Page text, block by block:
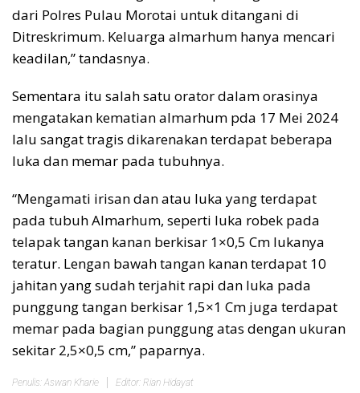
dari Polres Pulau Morotai untuk ditangani di
Ditreskrimum. Keluarga almarhum hanya mencari
keadilan,” tandasnya.
Sementara itu salah satu orator dalam orasinya
mengatakan kematian almarhum pda 17 Mei 2024
lalu sangat tragis dikarenakan terdapat beberapa
luka dan memar pada tubuhnya.
“Mengamati irisan dan atau luka yang terdapat
pada tubuh Almarhum, seperti luka robek pada
telapak tangan kanan berkisar 1×0,5 Cm lukanya
teratur. Lengan bawah tangan kanan terdapat 10
jahitan yang sudah terjahit rapi dan luka pada
punggung tangan berkisar 1,5×1 Cm juga terdapat
memar pada bagian punggung atas dengan ukuran
sekitar 2,5×0,5 cm,” paparnya.
Penulis: Aswan Kharie Editor: Rian Hidayat